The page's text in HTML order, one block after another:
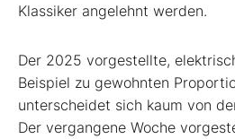
Klassiker angelehnt werden.
Der 2025 vorgestellte,
Beispiel zu gewohnten
unterscheidet sich kaum von
Der vergangene Woche